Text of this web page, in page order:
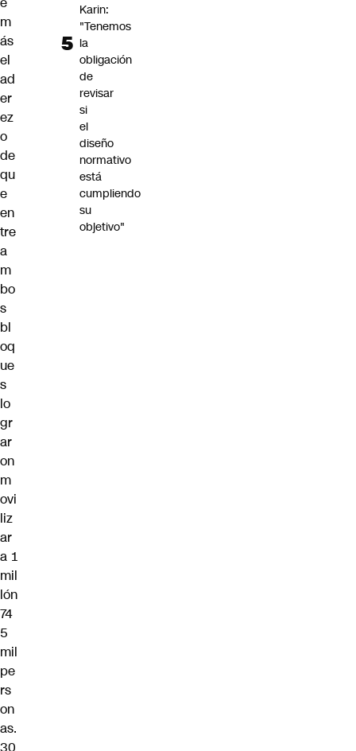
m
ás
el
ad
er
ez
o
de
qu
e
en
tre
a
m
bo
s
bl
oq
ue
s
lo
gr
ar
on
m
ovi
liz
ar
a 1
mil
lón
74
5
mil
pe
rs
on
as.
30
Karin:
"Tenemos
la
obligación
de
revisar
si
el
diseño
normativo
está
cumpliendo
su
objetivo"